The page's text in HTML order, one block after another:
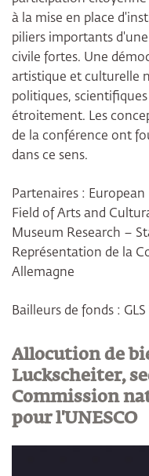
à la mise en place
piliers importants
civile fortes. Une
artistique et culturelle
politiques,
étroitement. Les
de la conférence ont
dans ce sens.
Partenaires :
Field of Arts and
Museum Research –
Représentation de la
Allemagne
Bailleurs de fonds :
Allocution de
Luckscheiter,
Commission
pour l'UNESCO